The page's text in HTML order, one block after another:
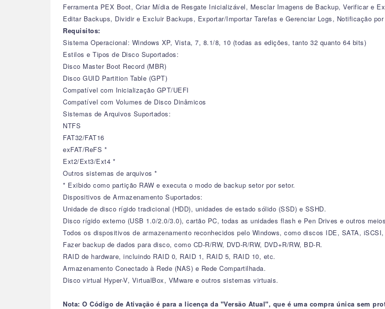
Ferramenta PEX Boot, Criar Mídia de Resgate Inicializável, Mesclar Imagens de Backup, Verificar e
Editar Backups, Dividir e Excluir Backups, Exportar/Importar Tarefas e Gerenciar Logs, Notificação
Requisitos:
Sistema Operacional: Windows XP, Vista, 7, 8.1/8, 10 (todas as edições, tanto 32 quanto 64 bits)
Estilos e Tipos de Disco Suportados:
Disco Master Boot Record (MBR)
Disco GUID Partition Table (GPT)
Compatível com Inicialização GPT/UEFI
Compatível com Volumes de Disco Dinâmicos
Sistemas de Arquivos Suportados:
NTFS
FAT32/FAT16
exFAT/ReFS *
Ext2/Ext3/Ext4 *
Outros sistemas de arquivos *
* Exibido como partição RAW e executa o modo de backup setor por setor.
Dispositivos de Armazenamento Suportados:
Unidade de disco rígido tradicional (HDD), unidades de estado sólido (SSD) e SSHD.
Disco rígido externo (USB 1.0/2.0/3.0), cartão PC, todas as unidades flash e Pen Drives e outros
Todos os dispositivos de armazenamento reconhecidos pelo Windows, como discos IDE, SATA,
Fazer backup de dados para disco, como CD-R/RW, DVD-R/RW, DVD+R/RW, BD-R.
RAID de hardware, incluindo RAID 0, RAID 1, RAID 5, RAID 10, etc.
Armazenamento Conectado à Rede (NAS) e Rede Compartilhada.
Disco virtual Hyper-V, VirtualBox, VMware e outros sistemas virtuais.
Nota: O Código de Ativação é para a licença da "Versão Atual", que é uma compra única sem